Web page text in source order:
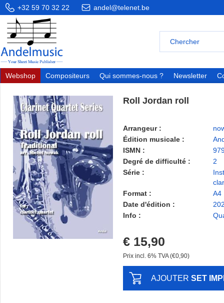
+32 59 70 32 22 andel@telenet.be
Webshop Compositeurs Qui sommes-nous ? Newsletter
Roll Jordan roll
Arrangeur :
Édition musicale :
ISMN :
Degré de difficulté :
2
Série :
Format :
A4
Date d'édition :
Info :
€ 15,90
Prix ​​incl. 6% TVA (€0,90)
AJOUTER SET